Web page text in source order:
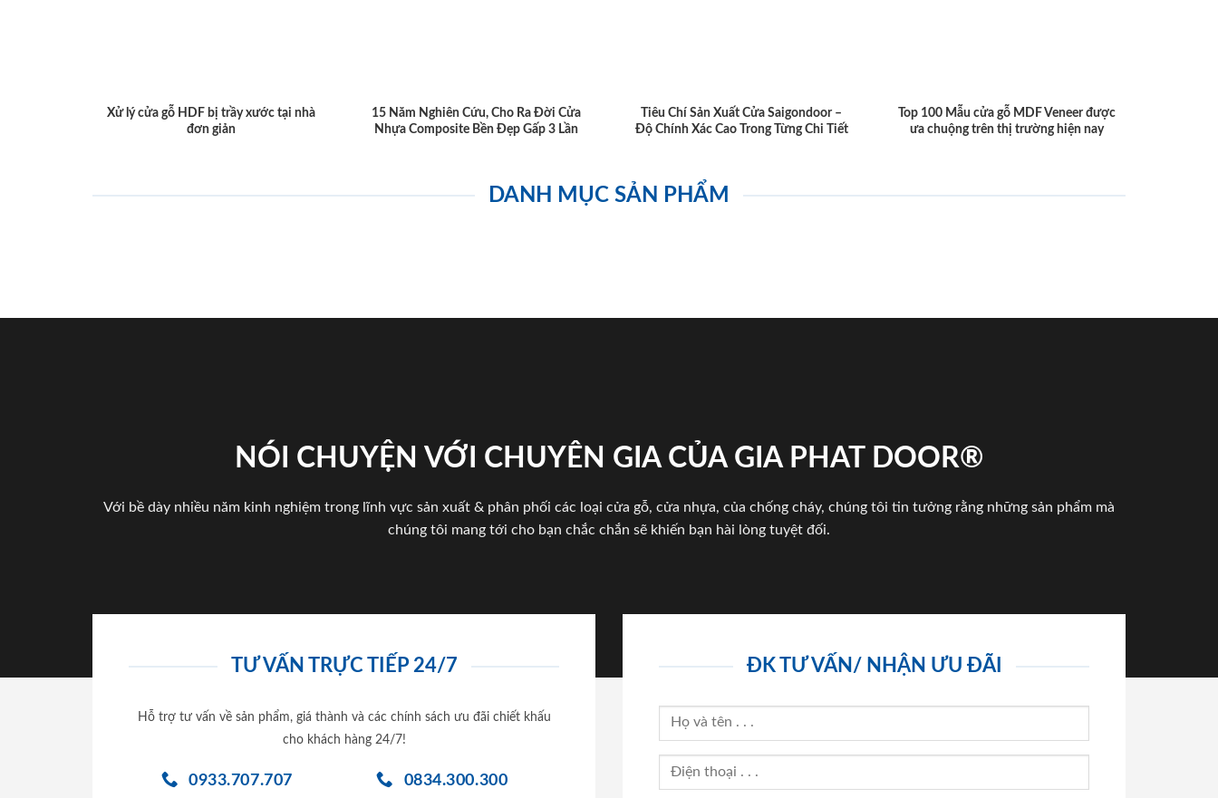
Xử lý cửa gỗ HDF bị trầy xước tại nhà
đơn giản
15 Năm Nghiên Cứu, Cho Ra Đời Cửa
Nhựa Composite Bền Đẹp Gấp 3 Lần
Tiêu Chí Sản Xuất Cửa Saigondoor –
Độ Chính Xác Cao Trong Từng Chi Tiết
Top 100 Mẫu cửa gỗ MDF Veneer được
ưa chuộng trên thị trường hiện nay
DANH MỤC SẢN PHẨM
NÓI CHUYỆN VỚI CHUYÊN GIA CỦA GIA PHAT DOOR®
Với bề dày nhiều năm kinh nghiệm trong lĩnh vực sản xuất & phân phối các loại cửa gỗ, cửa nhựa, của chống cháy, chúng tôi tin tưởng rằng những sản phẩm mà
chúng tôi mang tới cho bạn chắc chắn sẽ khiến bạn hài lòng tuyệt đối.
TƯ VẤN TRỰC TIẾP 24/7
Hỗ trợ tư vấn về sản phẩm, giá thành và các chính sách ưu đãi chiết khấu
cho khách hàng 24/7!
0933.707.707 0834.300.300
ĐK TƯ VẤN/ NHẬN ƯU ĐÃI